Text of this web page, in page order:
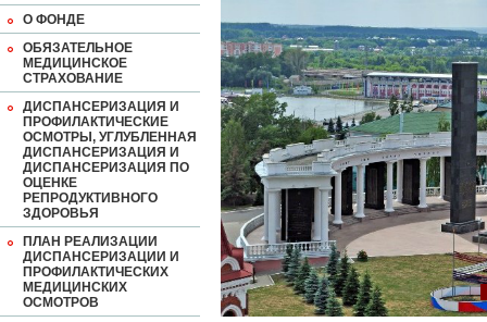
О ФОНДЕ
ОБЯЗАТЕЛЬНОЕ
МЕДИЦИНСКОЕ
СТРАХОВАНИЕ
ДИСПАНСЕРИЗАЦИЯ И
ПРОФИЛАКТИЧЕСКИЕ
ОСМОТРЫ, УГЛУБЛЕННАЯ
ДИСПАНСЕРИЗАЦИЯ И
ДИСПАНСЕРИЗАЦИЯ ПО
ОЦЕНКЕ
РЕПРОДУКТИВНОГО
ЗДОРОВЬЯ
ПЛАН РЕАЛИЗАЦИИ
ДИСПАНСЕРИЗАЦИИ И
ПРОФИЛАКТИЧЕСКИХ
МЕДИЦИНСКИХ
ОСМОТРОВ